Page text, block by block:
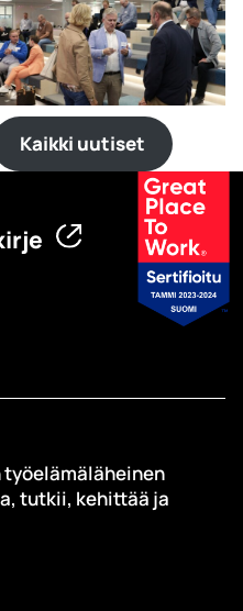
Kaikki uutiset
työelämäläheinen
tutkii, kehittää ja